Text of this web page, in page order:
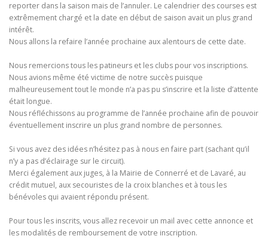
reporter dans la saison mais de l’annuler. Le calendrier des courses est
extrêmement chargé et la date en début de saison avait un plus grand
intérêt.
Nous allons la refaire l’année prochaine aux alentours de cette date.
Nous remercions tous les patineurs et les clubs pour vos inscriptions.
Nous avions même été victime de notre succès puisque
malheureusement tout le monde n’a pas pu s’inscrire et la liste d’attente
était longue.
Nous réfléchissons au programme de l’année prochaine afin de pouvoir
éventuellement inscrire un plus grand nombre de personnes.
Si vous avez des idées n’hésitez pas à nous en faire part (sachant qu’il
n’y a pas d’éclairage sur le circuit).
Merci également aux juges, à la Mairie de Connerré et de Lavaré, au
crédit mutuel, aux secouristes de la croix blanches et à tous les
bénévoles qui avaient répondu présent.
Pour tous les inscrits, vous allez recevoir un mail avec cette annonce et
les modalités de remboursement de votre inscription.